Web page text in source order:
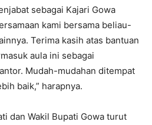
sebagai Kajari Gowa
kami bersama beliau-
Terima kasih atas bantuan
aula ini sebagai
Mudah-mudahan ditempat
baik,” harapnya.
dan Wakil Bupati Gowa turut